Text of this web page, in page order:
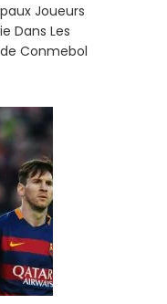
Joueurs
Dans Les
Conmebol